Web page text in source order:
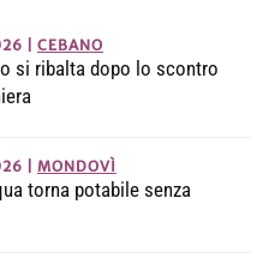
CEBANO
si ribalta dopo lo scontro
MONDOVÌ
torna potabile senza